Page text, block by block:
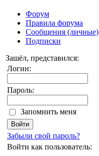
Форум
Правила форума
Сообщения (личные)
Подписки
Зашёл, представился:
Логин:
Пароль:
Запомнить меня
Забыли свой пароль?
Войти как пользователь: